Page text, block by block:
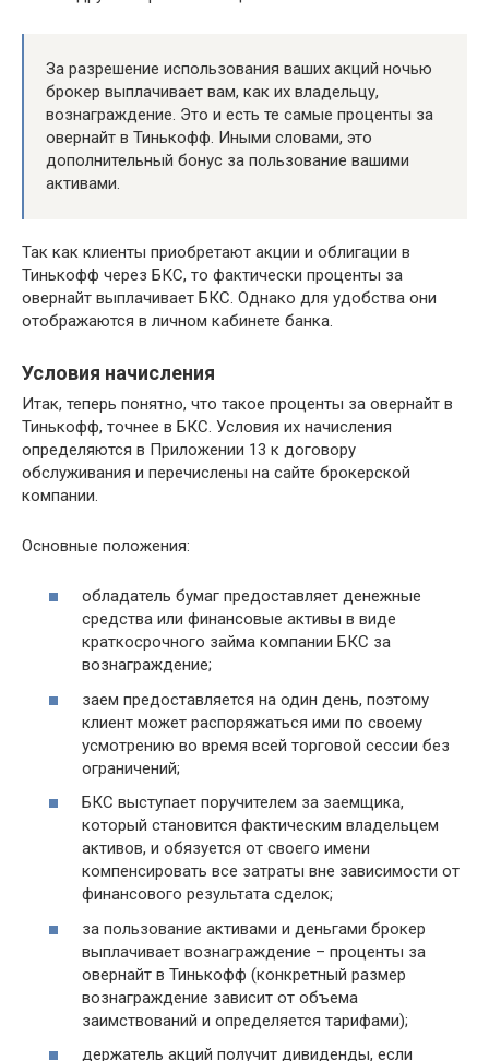
За разрешение использования ваших акций ночью
брокер выплачивает вам, как их владельцу,
вознаграждение. Это и есть те самые проценты за
овернайт в Тинькофф. Иными словами, это
дополнительный бонус за пользование вашими
активами.
Так как клиенты приобретают акции и облигации в
Тинькофф через БКС, то фактически проценты за
овернайт выплачивает БКС. Однако для удобства они
отображаются в личном кабинете банка.
Условия начисления
Итак, теперь понятно, что такое проценты за овернайт в
Тинькофф, точнее в БКС. Условия их начисления
определяются в Приложении 13 к договору
обслуживания и перечислены на сайте брокерской
компании.
Основные положения:
обладатель бумаг предоставляет денежные
средства или финансовые активы в виде
краткосрочного займа компании БКС за
вознаграждение;
заем предоставляется на один день, поэтому
клиент может распоряжаться ими по своему
усмотрению во время всей торговой сессии без
ограничений;
БКС выступает поручителем за заемщика,
который становится фактическим владельцем
активов, и обязуется от своего имени
компенсировать все затраты вне зависимости от
финансового результата сделок;
за пользование активами и деньгами брокер
выплачивает вознаграждение – проценты за
овернайт в Тинькофф (конкретный размер
вознаграждение зависит от объема
заимствований и определяется тарифами);
держатель акций получит дивиденды, если